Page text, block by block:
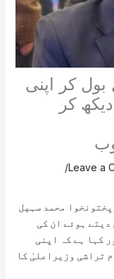
کر اپنی
کر
Leave a
/
محمد سہیل
ہوئے ان کی
کہا ہے کہ اپنی
تراشی وزیراعلیٰ کا